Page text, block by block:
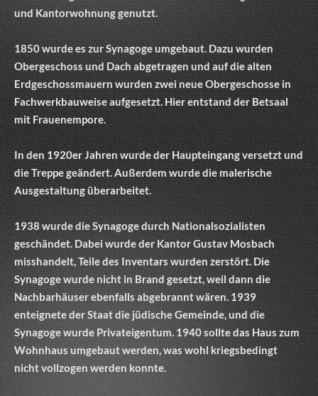
und Kantorwohnung genutzt.
1850 wurde es zur Synagoge umgebaut. Dazu wurden
Obergeschoss und Dach abgetragen und auf die alten
Erdgeschossmauern wurden zwei neue Obergeschosse in
Fachwerkbauweise aufgesetzt. Hier entstand der Betsaal
mit Frauenempore.
In den 1920er Jahren wurde der Haupteingang versetzt und
die Treppe geändert. Außerdem wurde die malerische
Ausgestaltung überarbeitet.
1938 wurde die Synagoge durch Nationalsozialisten
geschändet. Dabei wurde der Kantor Gustav Mosbach
misshandelt, Teile des Inventars wurden zerstört. Die
Synagoge wurde nicht in Brand gesetzt, weil dann die
Nachbarhäuser ebenfalls abgebrannt wären. 1939
enteignete der Staat die jüdische Gemeinde, und die
Synagoge wurde Privateigentum. 1940 sollte das Haus zum
Wohnhaus umgebaut werden, was wohl kriegsbedingt
nicht vollzogen werden konnte.